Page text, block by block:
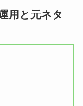
用と元ネタ